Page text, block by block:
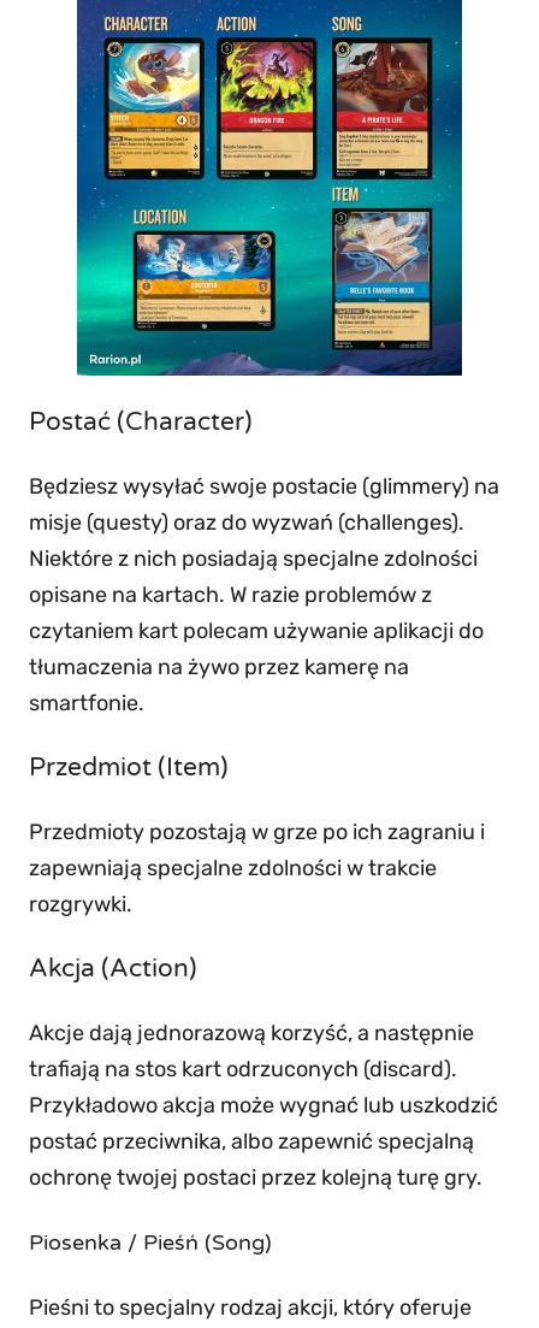
Postać (Character)
Będziesz wysyłać swoje postacie (glimmery) na
misje (questy) oraz do wyzwań (challenges).
Niektóre z nich posiadają specjalne zdolności
opisane na kartach. W razie problemów z
czytaniem kart polecam używanie aplikacji do
tłumaczenia na żywo przez kamerę na
smartfonie.
Przedmiot (Item)
Przedmioty pozostają w grze po ich zagraniu i
zapewniają specjalne zdolności w trakcie
rozgrywki.
Akcja (Action)
Akcje dają jednorazową korzyść, a następnie
trafiają na stos kart odrzuconych (discard).
Przykładowo akcja może wygnać lub uszkodzić
postać przeciwnika, albo zapewnić specjalną
ochronę twojej postaci przez kolejną turę gry.
Piosenka / Pieśń (Song)
Pieśni to specjalny rodzaj akcji, który oferuje